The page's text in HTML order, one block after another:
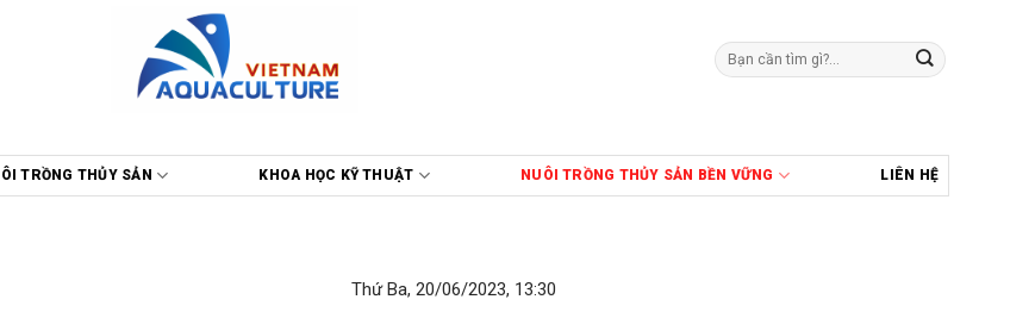
Tìm
kiếm:
TRỒNG THỦY SẢN KHOA HỌC KỸ THUẬT NUÔI TRỒNG THỦY SẢN BỀN VỮNG LIÊN HỆ
Thứ Ba, 20/06/2023, 13:30